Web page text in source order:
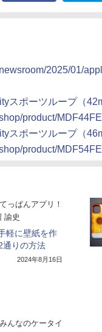
2025/01/
スポーツループ（
product/
スポーツループ（
product/
てっぱんアプリ！
諭史
軽に壁紙を作
通りの方法
2024年8月16日
みんなのケータイ